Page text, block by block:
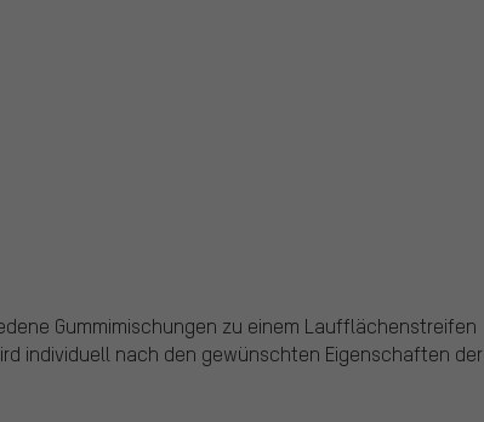
Gummimischungen zu einem Laufflächenstreifen
individuell nach den gewünschten Eigenschaften der